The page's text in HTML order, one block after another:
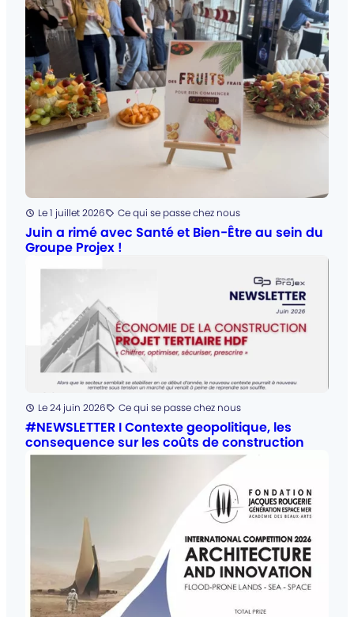
Posté
Le 1 juillet 2026Catégorie
:
Ce qui se passe chez nous
Juin a rimé avec Santé et Bien-Être au sein du
Groupe Projex !
Posté
Le 24 juin 2026Catégorie
:
Ce qui se passe chez nous
#NEWSLETTER I Contexte geopolitique, les
consequence sur les coûts de construction